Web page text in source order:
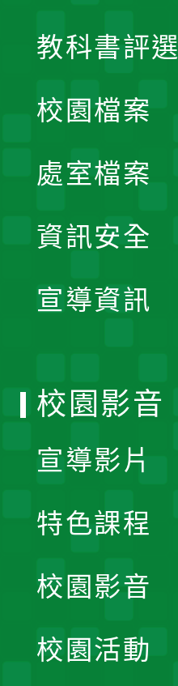
教科書評選
校園檔案
處室檔案
資訊安全
宣導資訊
校園影音
宣導影片
特色課程
校園影音
校園活動